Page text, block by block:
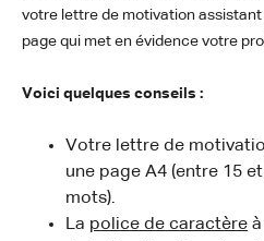
votre lettre de motivation
page qui met en évidence votre
Voici quelques conseils :
Votre lettre de
une page A4 (entre 15
mots).
La police de caractère